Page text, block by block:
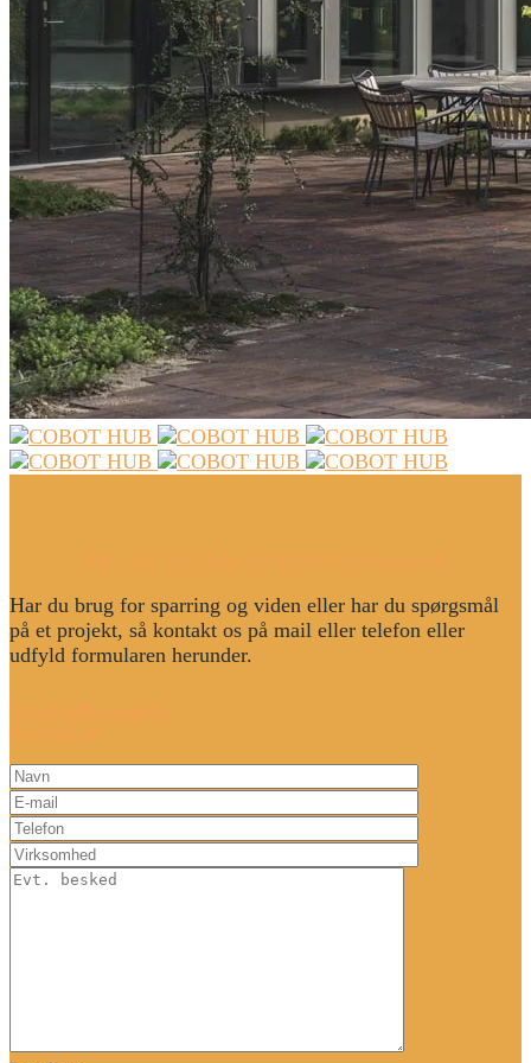
Har du brug for sparring og viden eller har du spørgsmål
på et projekt, så kontakt os på mail eller telefon eller
udfyld formularen herunder.